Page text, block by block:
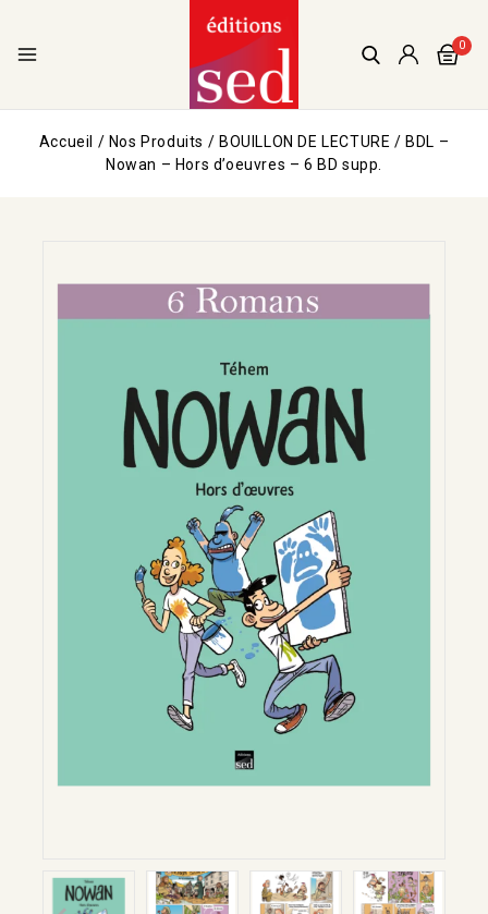
0
Accueil / Nos Produits / BOUILLON DE LECTURE / BDL –
Nowan – Hors d’oeuvres – 6 BD supp.